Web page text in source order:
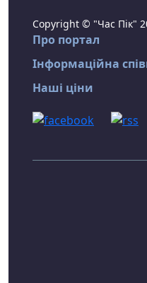
Copyright © "Час Пік"
Про портал
Інформаційна
Наші ціни